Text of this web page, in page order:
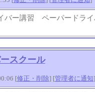
バー講習 ペーパードラ
スクール
[修正・削除] [管理者に通知]